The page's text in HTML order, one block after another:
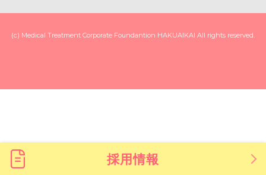
採用情報
(c) Medical Treatment Corporate Foundantion HAKUAIKAI All rights reserved.